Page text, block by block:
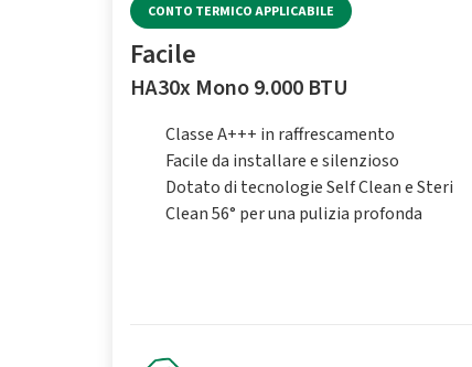
CONTO TERMICO APPLICABILE
Facile
HA30x Mono 9.000 BTU
Classe A+++ in raffrescamento
Facile da installare e silenzioso
Dotato di tecnologie Self Clean e Steri
Clean 56° per una pulizia profonda